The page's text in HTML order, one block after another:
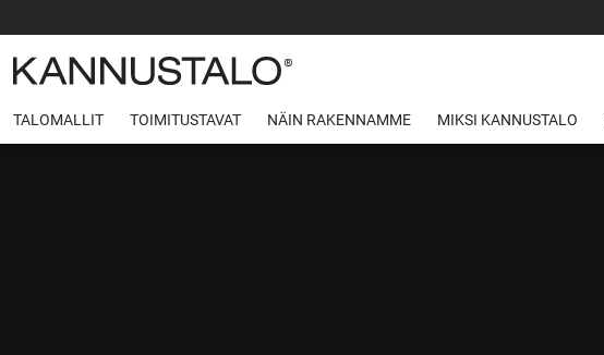
TALOMALLIT TOIMITUSTAVAT NÄIN RAKENNAMME MIKSI KANNUSTALO